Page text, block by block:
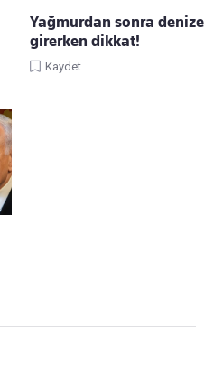
Yağmurdan sonra denize
girerken dikkat!
Kaydet